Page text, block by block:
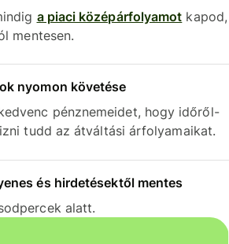
a piaci középárfolyamot kapod,
mentesen.
nyomon követése
pénznemeidet, hogy időről-
tudd az átváltási árfolyamaikat.
és hirdetésektől mentes
alatt.